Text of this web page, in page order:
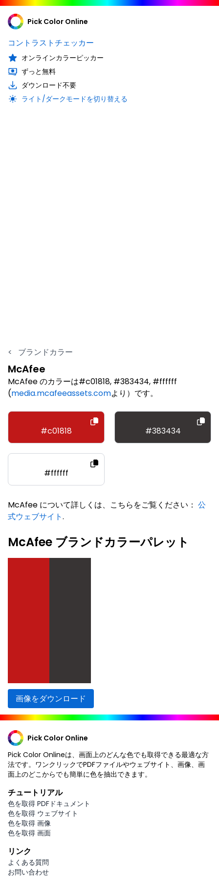
Pick Color Online
コントラストチェッカー
オンラインカラーピッカー
ずっと無料
ダウンロード不要
ライト/ダークモードを切り替える
< ブランドカラー
McAfee
McAfee のカラーは#c01818, #383434, #ffffff
(media.mcafeeassets.comより）です。
#c01818 #383434
#ffffff
McAfee について詳しくは、こちらをご覧ください： 公
式ウェブサイト.
McAfee ブランドカラーパレット
画像をダウンロード
Pick Color Online
Pick Color Onlineは、画面上のどんな色でも取得できる最適な方
法です。ワンクリックでPDFファイルやウェブサイト、画像、画
面上のどこからでも簡単に色を抽出できます。
チュートリアル
色を取得 PDFドキュメント
色を取得 ウェブサイト
色を取得 画像
色を取得 画面
リンク
よくある質問
お問い合わせ